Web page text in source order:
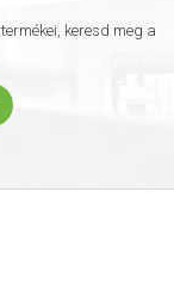
keresd meg a